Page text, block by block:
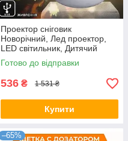
Проектор сніговик
Новорічний, Лед проектор,
LED світильник, Дитячий
світильник
Готово до відправки
536 ₴ 1 531 ₴
Купити
–65%